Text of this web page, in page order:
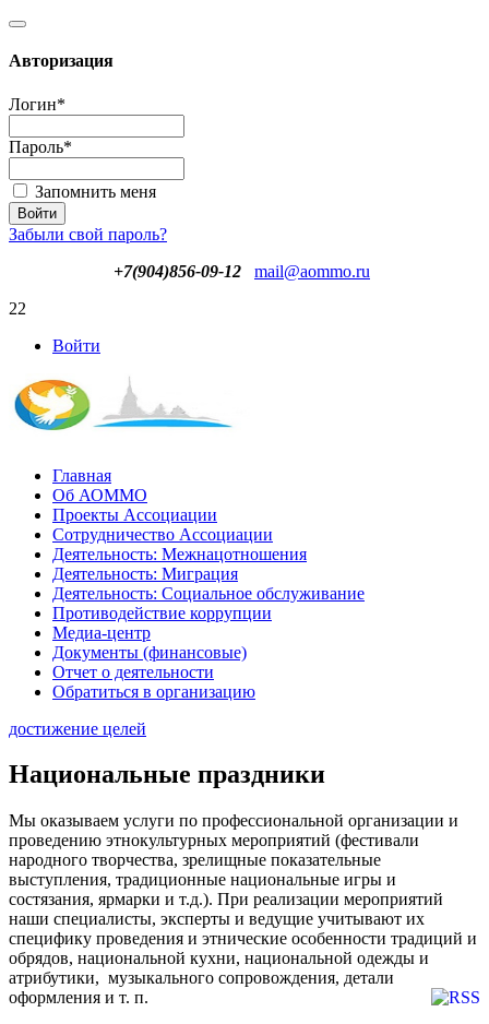
Авторизация
Логин*
Пароль*
Запомнить меня
Забыли свой пароль?
+7(904)856-09-12
mail@aommo.ru
22
Войти
Главная
Об АОММО
Проекты Ассоциации
Сотрудничество Ассоциации
Деятельность: Межнацотношения
Деятельность: Миграция
Деятельность: Социальное обслуживание
Противодействие коррупции
Медиа-центр
Документы (финансовые)
Отчет о деятельности
Обратиться в организацию
достижение целей
Национальные праздники
Мы оказываем услуги по профессиональной организации и
проведению этнокультурных мероприятий (фестивали
народного творчества, зрелищные показательные
выступления, традиционные национальные игры и
состязания, ярмарки и т.д.). При реализации мероприятий
наши специалисты, эксперты и ведущие учитывают их
специфику проведения и этнические особенности традиций и
обрядов, национальной кухни, национальной одежды и
атрибутики, музыкального сопровождения, детали
оформления и т. п.